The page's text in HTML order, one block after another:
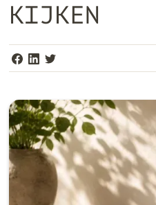
KIJKEN